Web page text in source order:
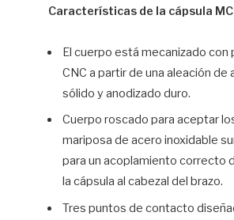
Características de la cápsula
El cuerpo está mecanizado con
CNC a partir de una aleación de
sólido y anodizado duro.
Cuerpo roscado para aceptar
mariposa de acero inoxidable
para un acoplamiento correcto
la cápsula al cabezal del brazo.
Tres puntos de contacto